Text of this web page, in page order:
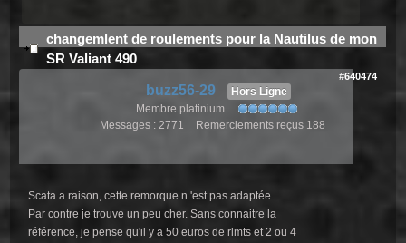
changemlent de roulements pour la Nautilus de mon
SR Valiant 490
#640474
buzz56-29
Hors Ligne
Membre platinium
Messages : 2771
Remerciements reçus 188
Scata a raison, cette remorque n 'est pas adaptée.
Par contre je trouve un peu cher. Sans connaitre la
référence, je pense qu'il y a 50 euros de rlmts et 2 ou 4